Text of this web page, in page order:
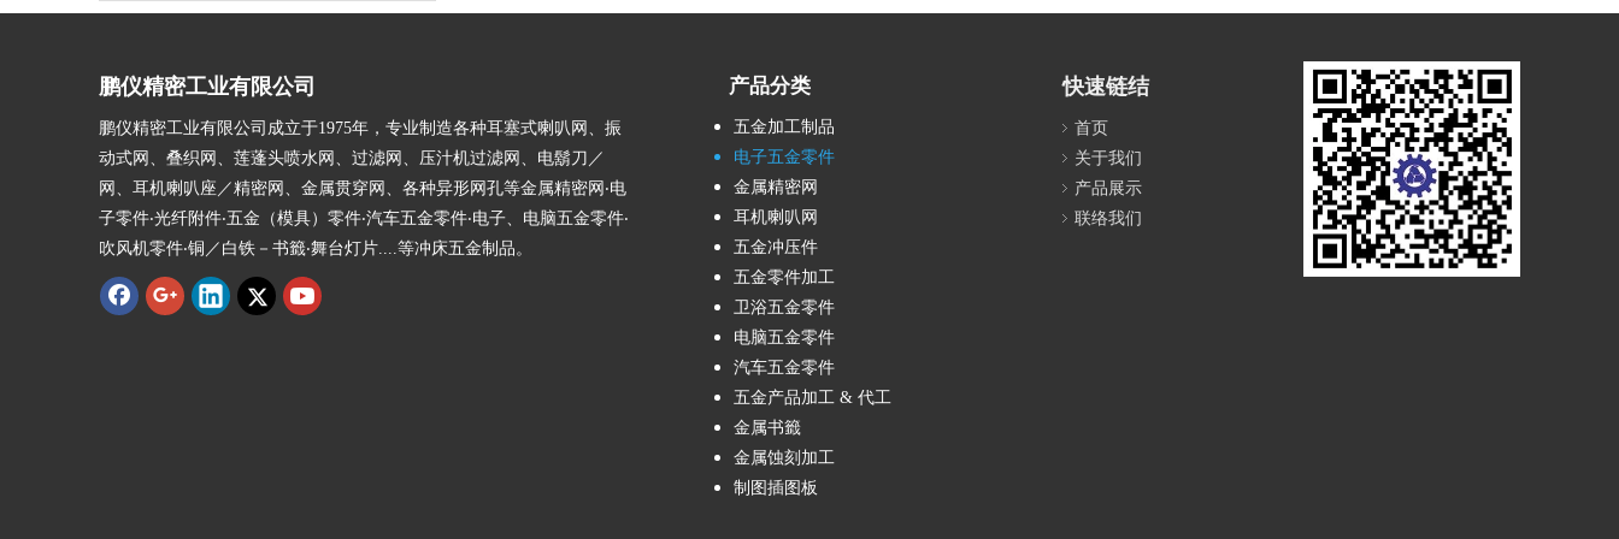
鹏仪精密工业有限公司
鹏仪精密工业有限公司成立于1975年，专业制造各种耳塞式喇叭网、振
动式网、叠织网、莲蓬头喷水网、过滤网、压汁机过滤网、电鬍刀／
网、耳机喇叭座／精密网、金属贯穿网、各种异形网孔等金属精密网‧电
子零件‧光纤附件‧五金（模具）零件‧汽车五金零件‧电子、电脑五金零件‧
吹风机零件‧铜／白铁－书籤‧舞台灯片....等冲床五金制品。
产品分类
五金加工制品
电子五金零件
金属精密网
耳机喇叭网
五金冲压件
五金零件加工
卫浴五金零件
电脑五金零件
汽车五金零件
五金产品加工 & 代工
金属书籤
金属蚀刻加工
制图插图板
快速链结
首页
关于我们
产品展示
联络我们